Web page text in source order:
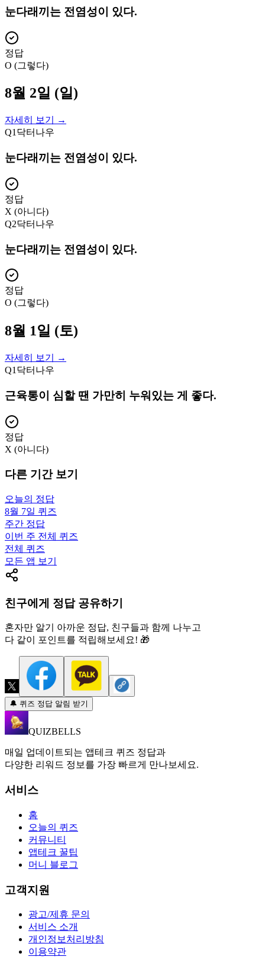
눈다래끼는 전염성이 있다.
정답
O (그렇다)
8월 2일 (일)
자세히 보기 →
Q1 닥터나우
눈다래끼는 전염성이 있다.
정답
X (아니다)
Q2닥터나우
눈다래끼는 전염성이 있다.
정답
O (그렇다)
8월 1일 (토)
자세히 보기 →
Q1 닥터나우
근육통이 심할 땐 가만히 누워있는 게 좋다.
정답
X (아니다)
다른 기간 보기
오늘의 정답
8월 7일 퀴즈
주간 정답
이번 주 전체 퀴즈
전체 퀴즈
모든 앱 보기
친구에게 정답 공유하기
혼자만 알기 아까운 정답, 친구들과 함께 나누고
다 같이 포인트를 적립해보세요! 🎁
🔔 퀴즈 정답 알림 받기
QUIZBELLS
매일 업데이트되는 앱테크 퀴즈 정답과
다양한 리워드 정보를 가장 빠르게 만나보세요.
서비스
홈
오늘의 퀴즈
커뮤니티
앱테크 꿀팁
머니 블로그
고객지원
광고/제휴 문의
서비스 소개
개인정보처리방침
이용약관